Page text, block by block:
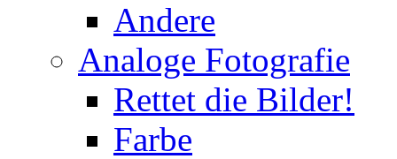
Andere
Analoge Fotografie
Rettet die Bilder!
Farbe